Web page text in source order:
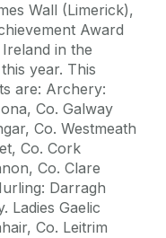
Wall (Limerick),
Award
in the
year. This
are: Archery:
Co. Galway
Co. Westmeath
Co. Cork
Co. Clare
Darragh
Ladies Gaelic
Co. Leitrim